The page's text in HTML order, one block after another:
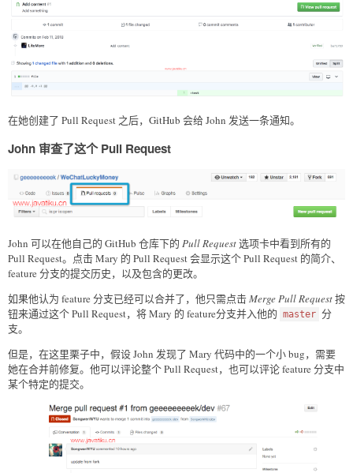
在她创建了 Pull Request 之后，GitHub 会给 John 发送一条通知。
John 审查了这个 Pull Request
John 可以在他自己的 GitHub 仓库下的 Pull Request选项卡中看到所有的
Pull Request。点击 Mary 的 Pull Request 会显示这个 Pull Request 的简介、
feature 分支的提交历史，以及包含的更改。
如果他认为 feature 分支已经可以合并了，他只需点击Merge Pull Request按
钮来通过这个 Pull Request，将 Mary 的 feature分支并入他的 master 分
支。
但是，在这里栗子中，假设 John 发现了 Mary 代码中的一个小 bug，需要
她在合并前修复。他可以评论整个 Pull Request，也可以评论 feature 分支中
某个特定的提交。